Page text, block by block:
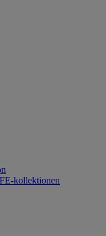
kollektionen